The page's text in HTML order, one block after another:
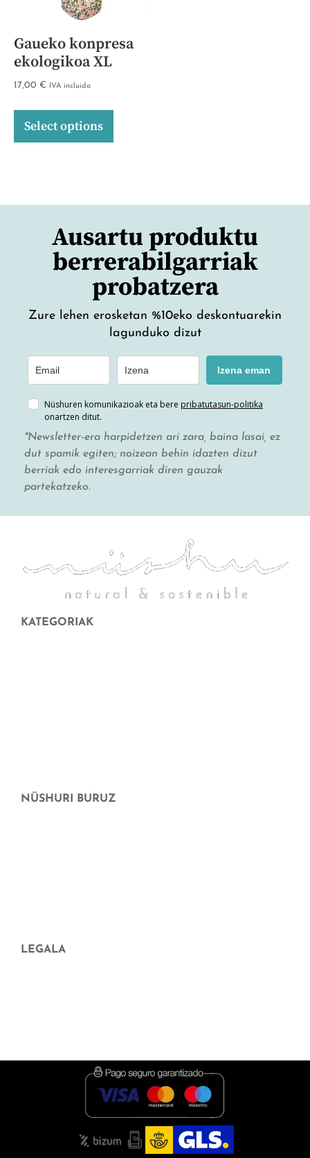
Gaueko konpresa
ekologikoa XL
17,00 € IVA incluido
Select options
Ausartu produktu
berrerabilgarriak
probatzera
Zure lehen erosketan %10eko deskontuarekin
lagunduko dizut
Izena eman
Nüshuren komunikazioak eta bere pribatutasun-politika
onartzen ditut.
*Newsletter-era harpidetzen ari zara, baina lasai, ez
dut spamik egiten; noizean behin idazten dizut
berriak edo interesgarriak diren gauzak
partekatzeko.
KATEGORIAK
NÜSHURI BURUZ
LEGALA